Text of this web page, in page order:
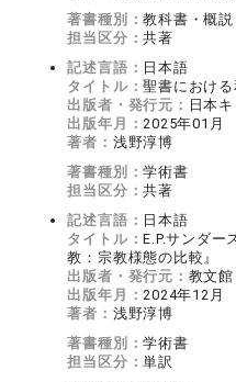
著書種別：教科書・概
担当区分：共著
記述言語： 日本語
タイトル：聖書におけ
出版者・発行元： 日本
出版年月：2025年01月
著者： 浅野淳博
著書種別：学術書
担当区分：共著
記述言語： 日本語
タイトル：E.P.サンダー
教：宗教様態の比較』
出版者・発行元： 教文館
出版年月：2024年12月
著者： 浅野淳博
著書種別：学術書
担当区分：単訳